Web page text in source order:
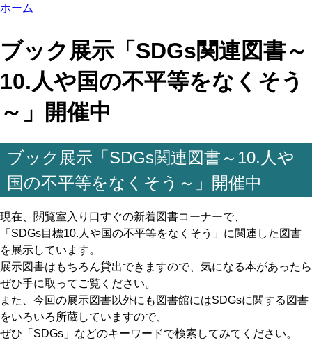
ホーム
ブック展示「SDGs関連図書～
10.人や国の不平等をなくそう
～」開催中
ブック展示「SDGs関連図書～10.人や
国の不平等をなくそう～」開催中
現在、閲覧室入り口すぐの新着図書コーナーで、
「SDGs目標10.人や国の不平等をなくそう」に関連した図書
を展示しています。
展示図書はもちろん貸出できますので、気になる本があったら
ぜひ手に取ってご覧ください。
また、今回の展示図書以外にも図書館にはSDGsに関する図書
をいろいろ所蔵していますので、
ぜひ「SDGs」などのキーワードで検索してみてください。